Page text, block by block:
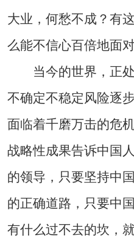
大业，何愁不成？有
么能不信心百倍地面
当今的世界，正处
不确定不稳定风险逐
面临着千磨万击的危
战略性成果告诉中国
的领导，只要坚持中
的正确道路，只要中
有什么过不去的坎，